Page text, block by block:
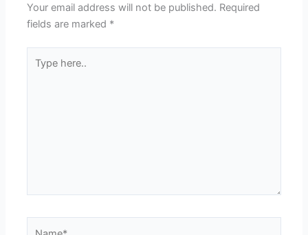
Your email address will not be published. Required
fields are marked *
here..